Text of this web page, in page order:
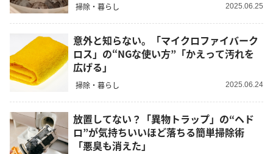
掃除・暮らし 2025.06.25
意外と知らない。「マイクロファイバーク
ロス」の“NGな使い方”「かえって汚れを
広げる」
掃除・暮らし 2025.06.24
放置してない？「異物トラップ」の“ヘド
ロ”が気持ちいいほど落ちる簡単掃除術
「悪臭も消えた」